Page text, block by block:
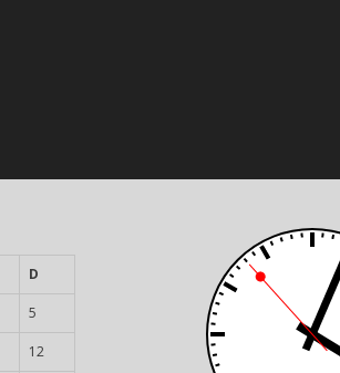
D
5
12